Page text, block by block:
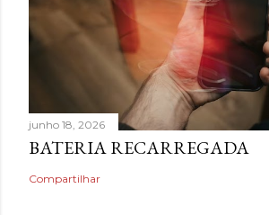
junho 18, 2026
BATERIA RECARREGADA
Compartilhar